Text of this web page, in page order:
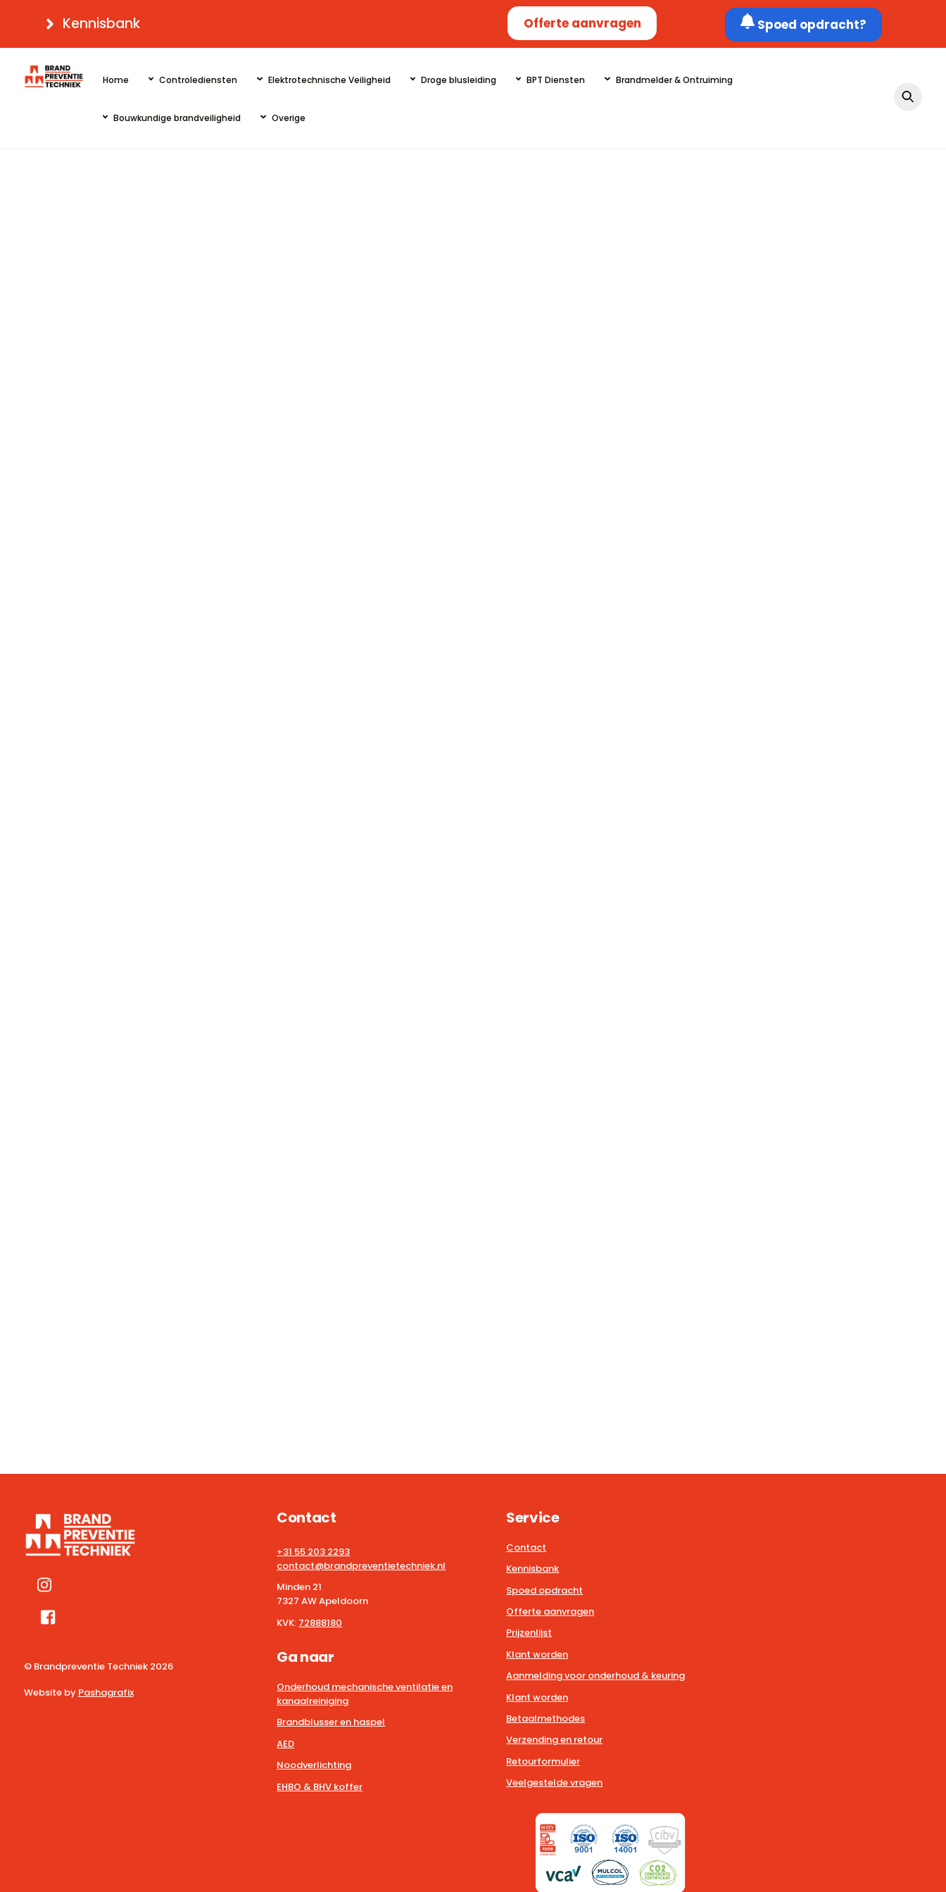
content
Kennisbank Offerte aanvragen Spoed opdracht?
Home Controlediensten Elektrotechnische Veiligheid Droge blusleiding BPT Diensten Brandmelder & Ontruiming
Bouwkundige brandveiligheid Overige
© Brandpreventie Techniek 2026
Website by Pashagrafix
Contact
+31 55 203 2293
contact@brandpreventietechniek.nl
Minden 21
7327 AW Apeldoorn
KVK: 72888180
Ga naar
Onderhoud mechanische ventilatie en
kanaalreiniging
Brandblusser en haspel
AED
Noodverlichting
EHBO & BHV koffer
Service
Contact
Kennisbank
Spoed opdracht
Offerte aanvragen
Prijzenlijst
Klant worden
Aanmelding voor onderhoud & keuring
Klant worden
Betaalmethodes
Verzending en retour
Retourformulier
Veelgestelde vragen